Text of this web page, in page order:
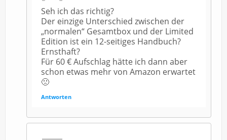
Seh ich das richtig?
Der einzige Unterschied zwischen der
„normalen“ Gesamtbox und der Limited
Edition ist ein 12-seitiges Handbuch?
Ernsthaft?
Für 60 € Aufschlag hätte ich dann aber
schon etwas mehr von Amazon erwartet
🙁
Antworten